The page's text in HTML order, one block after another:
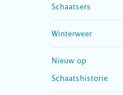
Schaatsers
Winterweer
Nieuw op
Schaatshistorie